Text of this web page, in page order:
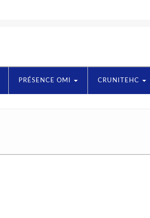
PRÉSENCE OMI CRUNITEHC